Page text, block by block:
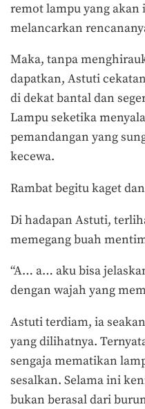
remot lampu yang akan
melancarkan
Maka, tanpa
dapatkan, Astuti
di dekat bantal dan
Lampu seketika
pemandangan yang
kecewa.
Rambat begitu kaget
Di hadapan Astuti,
memegang buah
“A… a… aku bisa
dengan wajah yang
Astuti terdiam, ia
yang dilihatnya.
sengaja mematikan
sesalkan. Selama ini
bukan berasal dari